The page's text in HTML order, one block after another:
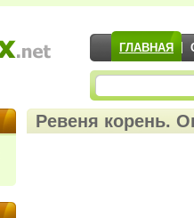
ГЛАВНАЯ
Ревеня корень.